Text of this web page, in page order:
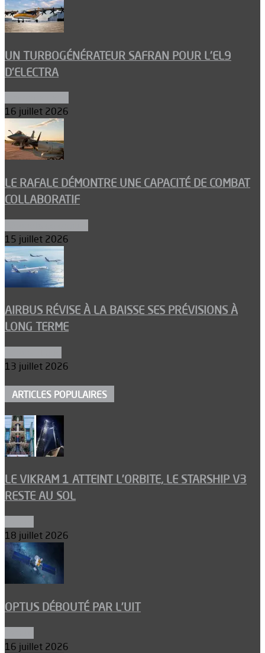
UN TURBOGÉNÉRATEUR SAFRAN POUR L’EL9
D’ELECTRA
16 juillet 2026
LE RAFALE DÉMONTRE UNE CAPACITÉ DE COMBAT
COLLABORATIF
15 juillet 2026
AIRBUS RÉVISE À LA BAISSE SES PRÉVISIONS À
LONG TERME
13 juillet 2026
ARTICLES POPULAIRES
LE VIKRAM 1 ATTEINT L’ORBITE, LE STARSHIP V3
RESTE AU SOL
18 juillet 2026
OPTUS DÉBOUTÉ PAR L’UIT
16 juillet 2026